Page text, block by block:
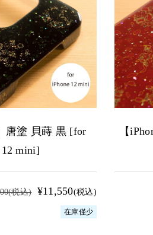
唐塗 貝蒔 黒 [for
12 mini]
(税込) ¥11,550(税込)
在庫僅少
【